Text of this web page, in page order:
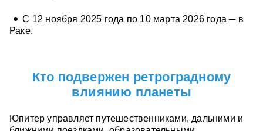
С 12 ноября 2025 года по 10 марта 2026 года ─ в
Раке.
Кто подвержен ретроградному
влиянию планеты
Юпитер управляет путешественниками, дальними и